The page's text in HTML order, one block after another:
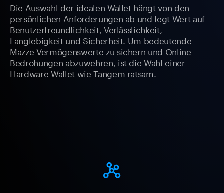
Die Auswahl der idealen Wallet hängt von den
persönlichen Anforderungen ab und legt Wert auf
Benutzerfreundlichkeit, Verlässlichkeit,
Langlebigkeit und Sicherheit. Um bedeutende
Mazze-Vermögenswerte zu sichern und Online-
Bedrohungen abzuwehren, ist die Wahl einer
Hardware-Wallet wie Tangem ratsam.